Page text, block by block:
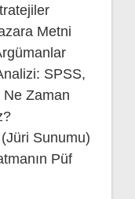
Metni
SPSS,
Zaman
(Jüri Sunumu)
Püf